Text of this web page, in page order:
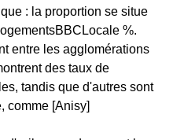
: la proportion se situe
%.
entre les agglomérations
des taux de
tandis que d'autres sont
comme [Anisy]